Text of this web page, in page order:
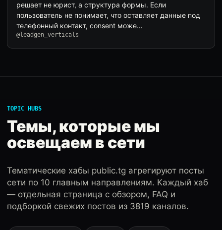
решает не юрист, а структура формы. Если
пользователь не понимает, что оставляет данные под
телефонный контакт, consent може…
@leadgen_verticals
TOPIC HUBS
Темы, которые мы
освещаем в сети
Тематические хабы public.tg агрегируют посты
сети по 10 главным направлениям. Каждый хаб
— отдельная страница с обзором, FAQ и
подборкой свежих постов из 3819 каналов.